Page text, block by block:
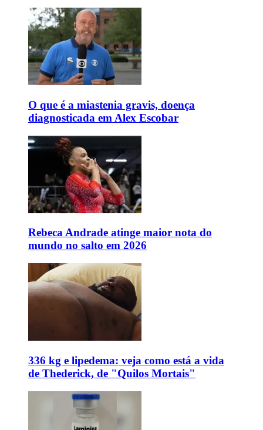
O que é a miastenia gravis, doença
diagnosticada em Alex Escobar
Rebeca Andrade atinge maior nota do
mundo no salto em 2026
336 kg e lipedema: veja como está a vida
de Thederick, de "Quilos Mortais"